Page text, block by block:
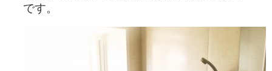
です。